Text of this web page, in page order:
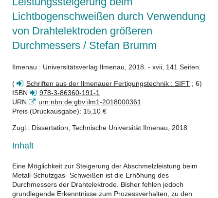
Lichtbogenschweißen durch Verwendung
von Drahtelektroden größeren
Durchmessers / Stefan Brumm
Ilmenau : Universitätsverlag Ilmenau, 2018. - xvii, 141 Seiten.
( Schriften aus der Ilmenauer Fertigungstechnik : SIFT ; 6)
ISBN
978-3-86360-191-1
URN
urn:nbn:de:gbv:ilm1-2018000361
Preis (Druckausgabe): 15,10 €
Zugl.: Dissertation, Technische Universität Ilmenau, 2018
Inhalt
Eine Möglichkeit zur Steigerung der Abschmelzleistung beim
Metall-Schutzgas- Schweißen ist die Erhöhung des
Durchmessers der Drahtelektrode. Bisher fehlen jedoch
grundlegende Erkenntnisse zum Prozessverhalten, zu den